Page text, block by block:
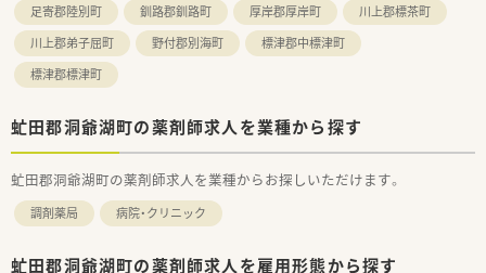
足寄郡陸別町
釧路郡釧路町 厚岸郡厚岸町
川上郡標茶町
川上郡弟子屈町
野付郡別海町
標津郡中標津町
標津郡標津町
虻田郡洞爺湖町の薬剤師求人を業種から探す
虻田郡洞爺湖町の薬剤師求人を業種からお探しいただけます。
調剤薬局 病院・クリニック
虻田郡洞爺湖町の薬剤師求人を雇用形態から探す